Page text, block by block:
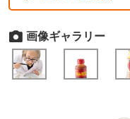
画像ギャラリー